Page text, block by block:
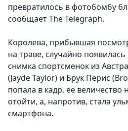
превратилось в фотобомбу
сообщает The Telegraph.
Королева, прибывшая
на траве, случайно
снимка спортсменок из
(Jayde Taylor) и Брук Перис
попала в кадр, ее величество
отойти, а, напротив, стала
смартфона.